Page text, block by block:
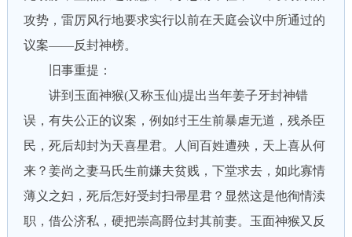
攻势，雷厉风行地要求实行以前在天庭会议中所通过的
议案——反封神榜。
旧事重提：
讲到玉面神猴(又称玉仙)提出当年姜子牙封神错
误，有失公正的议案，例如纣王生前暴虐无道，残杀臣
民，死后却封为天喜星君。人间百姓遭殃，天上喜从何
来？姜尚之妻马氏生前嫌夫贫贱，下堂求去，如此寡情
薄义之妇，死后怎好受封扫帚星君？显然这是他徇情渎
职，借公济私，硬把崇高爵位封其前妻。玉面神猴又反